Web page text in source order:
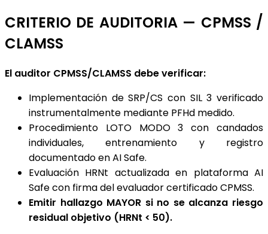
CRITERIO DE AUDITORIA — CPMSS /
CLAMSS
El auditor CPMSS/CLAMSS debe verificar:
Implementación de SRP/CS con SIL 3 verificado
instrumentalmente mediante PFHd medido.
Procedimiento LOTO MODO 3 con candados
individuales, entrenamiento y registro
documentado en AI Safe.
Evaluación HRNt actualizada en plataforma AI
Safe con firma del evaluador certificado CPMSS.
Emitir hallazgo MAYOR si no se alcanza riesgo
residual objetivo (HRNt < 50).